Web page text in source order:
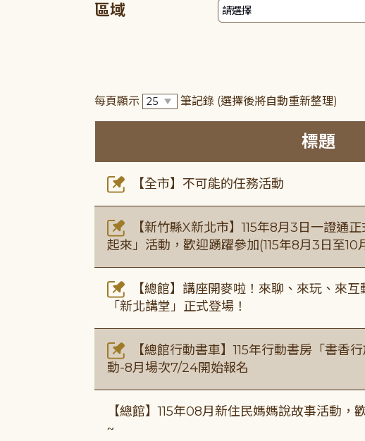
區域
每頁顯示 筆記錄 (選擇後將自動重新整理)
標題
【全市】不可能的任務活動
【新竹縣X新北市】115年8月3日一證通
起來」活動，歡迎踴躍參加(115年8月3日至10
【總館】講座開麥啦！來聊、來玩、來互
「新北講堂」正式登場！
【總館行動書車】115年行動書房「書香
動-8月場次7/24開始報名
【總館】115年08月新住民媽媽說故事活動
~